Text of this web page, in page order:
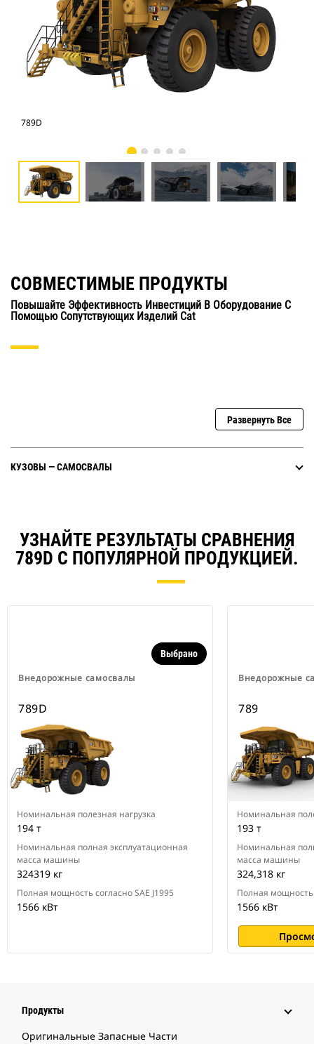
789D
СОВМЕСТИМЫЕ ПРОДУКТЫ
Повышайте Эффективность Инвестиций В Оборудование С
Помощью Сопутствующих Изделий Cat
Развернуть Все
КУЗОВЫ — САМОСВАЛЫ
УЗНАЙТЕ РЕЗУЛЬТАТЫ СРАВНЕНИЯ
789D С ПОПУЛЯРНОЙ ПРОДУКЦИЕЙ.
Внедорожные самосвалы
Выбрано
789D
Номинальная полезная нагрузка
194 т
Номинальная полная эксплуатационная
масса машины
324319 кг
Полная мощность согласно SAE J1995
1566 кВт
Внедорожные
789
Номинальная
193 т
Номинальная
масса машины
324,318 кг
Полная мощность
1566 кВт
Продукты
Оригинальные Запасные Части